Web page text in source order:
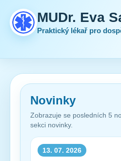
MUDr. Eva
Praktický lékař pro
Novinky
Zobrazuje se posledních 5
sekci novinky.
13. 07. 2026